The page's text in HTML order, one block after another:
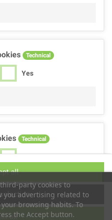
party cookies to
you advertising related to
browsing habits. To
the Accept button.
Technical
Yes
Technical
Yes
all
all